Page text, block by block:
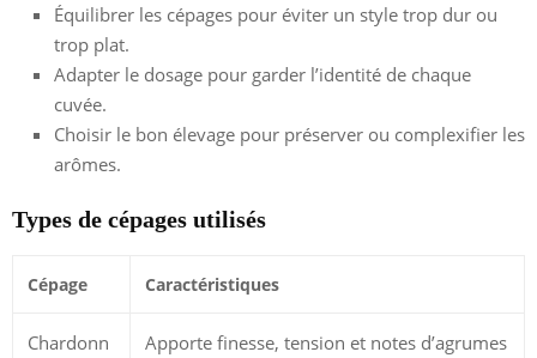
Équilibrer les cépages pour éviter un style trop dur ou
trop plat.
Adapter le dosage pour garder l’identité de chaque
cuvée.
Choisir le bon élevage pour préserver ou complexifier les
arômes.
Types de cépages utilisés
Cépage Caractéristiques
Chardonn
Apporte finesse, tension et notes d’agrumes